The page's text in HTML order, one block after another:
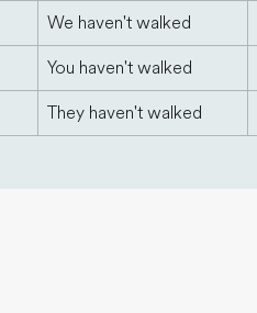
We haven't walked
You haven't walked
They haven't walked